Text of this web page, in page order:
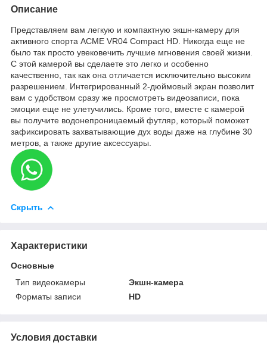
Описание
Представляем вам легкую и компактную экшн-камеру для
активного спорта ACME VR04 Compact HD. Никогда еще не
было так просто увековечить лучшие мгновения своей жизни.
С этой камерой вы сделаете это легко и особенно
качественно, так как она отличается исключительно высоким
разрешением. Интегрированный 2-дюймовый экран позволит
вам с удобством сразу же просмотреть видеозаписи, пока
эмоции еще не улетучились. Кроме того, вместе с камерой
вы получите водонепроницаемый футляр, который поможет
зафиксировать захватывающие дух воды даже на глубине 30
метров, а также другие аксессуары.
Скрыть
Характеристики
Основные
Тип видеокамеры
Экшн-камера
Форматы записи
HD
Условия доставки